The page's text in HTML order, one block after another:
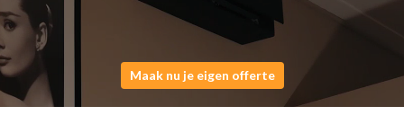
Maak nu je eigen offerte